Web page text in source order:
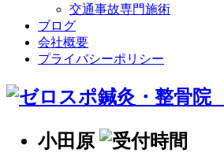
交通事故専門施術
ブログ
会社概要
プライバシーポリシー
小田原